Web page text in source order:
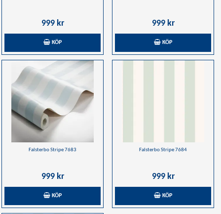
999 kr
KÖP
999 kr
KÖP
Falsterbo Stripe 7683
999 kr
KÖP
Falsterbo Stripe 7684
999 kr
KÖP